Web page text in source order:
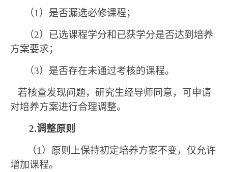
（1） 是否漏选必修课程；
（2） 已选课程学分和已获学分是否达到培养
方案要求；
（3） 是否存在未通过考核的课程。
若核查发现问题，研究生经导师同意，可申请
对培养方案进行合理调整。
2.调整原则
（1 ）原则上保持初定培养方案不变， 仅允许
增加课程。